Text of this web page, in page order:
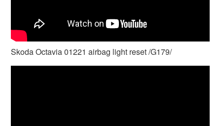
Skoda Octavia 01221 airbag light reset /G179/